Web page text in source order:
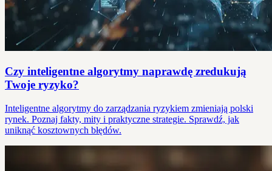
Czy inteligentne algorytmy naprawdę zredukują
Twoje ryzyko?
Inteligentne algorytmy do zarządzania ryzykiem zmieniają polski
rynek. Poznaj fakty, mity i praktyczne strategie. Sprawdź, jak
uniknąć kosztownych błędów.